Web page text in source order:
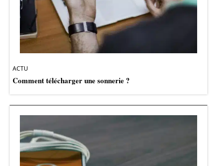
ACTU
Comment télécharger une sonnerie ?